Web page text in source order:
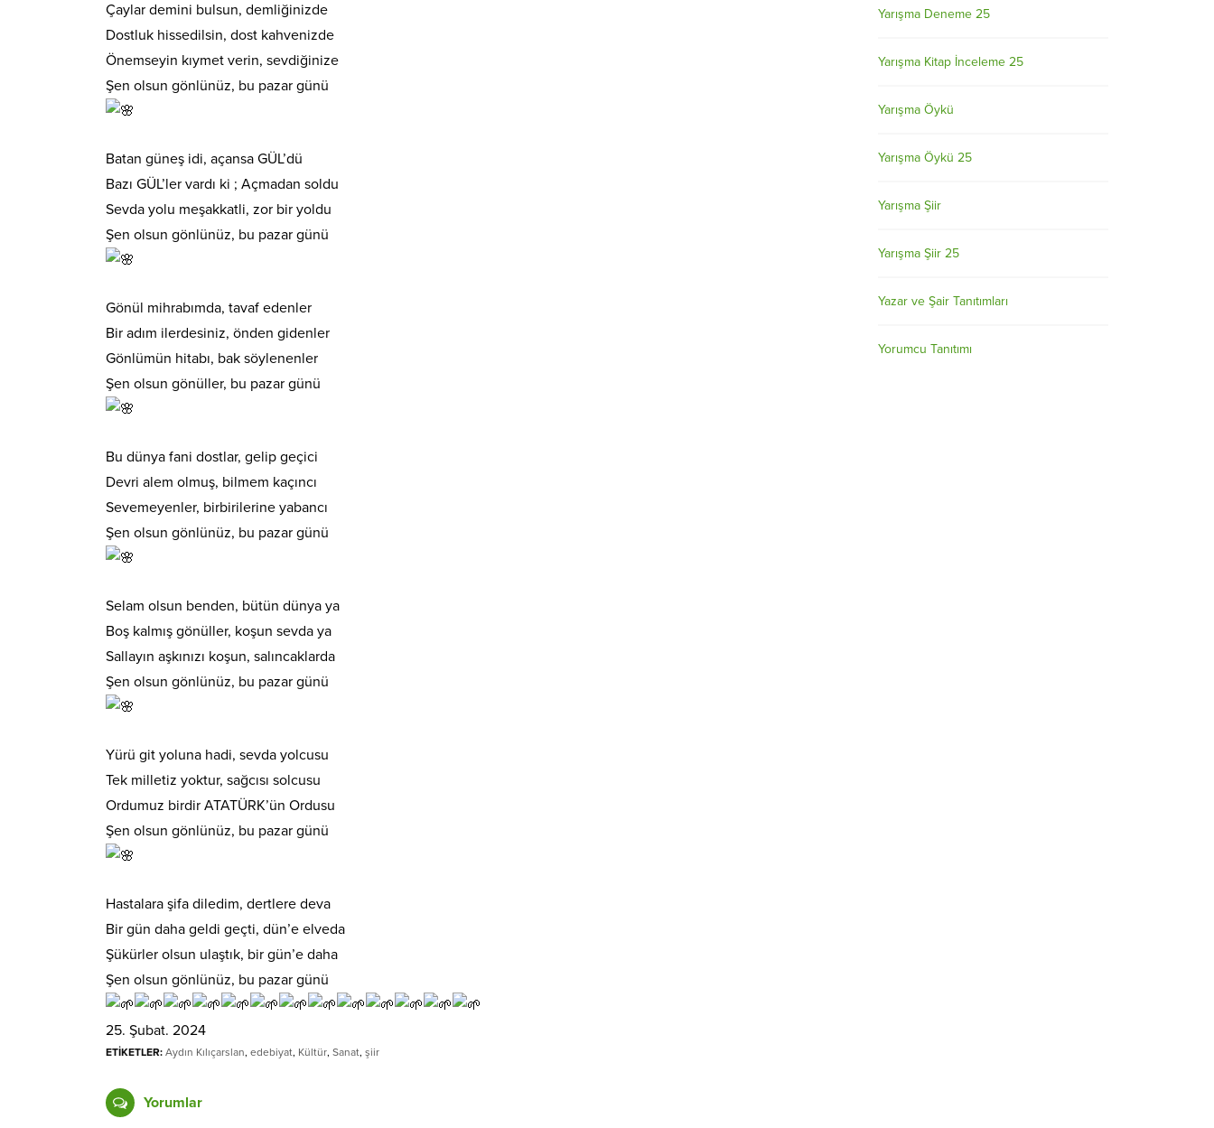
Çaylar demini bulsun, demliğinizde
Dostluk hissedilsin, dost kahvenizde
Önemseyin kıymet verin, sevdiğinize
Şen olsun gönlünüz, bu pazar günü
Batan güneş idi, açansa GÜL’dü
Bazı GÜL’ler vardı ki ; Açmadan soldu
Sevda yolu meşakkatli, zor bir yoldu
Şen olsun gönlünüz, bu pazar günü
Gönül mihrabımda, tavaf edenler
Bir adım ilerdesiniz, önden gidenler
Gönlümün hitabı, bak söylenenler
Şen olsun gönüller, bu pazar günü
Bu dünya fani dostlar, gelip geçici
Devri alem olmuş, bilmem kaçıncı
Sevemeyenler, birbirilerine yabancı
Şen olsun gönlünüz, bu pazar günü
Selam olsun benden, bütün dünya ya
Boş kalmış gönüller, koşun sevda ya
Sallayın aşkınızı koşun, salıncaklarda
Şen olsun gönlünüz, bu pazar günü
Yürü git yoluna hadi, sevda yolcusu
Tek milletiz yoktur, sağcısı solcusu
Ordumuz birdir ATATÜRK’ün Ordusu
Şen olsun gönlünüz, bu pazar günü
Hastalara şifa diledim, dertlere deva
Bir gün daha geldi geçti, dün’e elveda
Şükürler olsun ulaştık, bir gün’e daha
Şen olsun gönlünüz, bu pazar günü
25. Şubat. 2024
ETİKETLER: Aydın Kılıçarslan, edebiyat, Kültür, Sanat, şiir
Yorumlar
Yarışma Deneme 25
Yarışma Kitap İnceleme 25
Yarışma Öykü
Yarışma Öykü 25
Yarışma Şiir
Yarışma Şiir 25
Yazar ve Şair Tanıtımları
Yorumcu Tanıtımı